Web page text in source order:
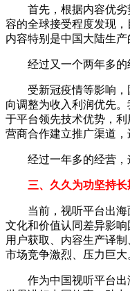
首先，根据内容优
容的全球接受程度发现
内容特别是中国大陆生
经过又一个两年多
受新冠疫情等影响
向调整为收入利润优先
于平台领先技术优势，
营商合作建立推广渠道，
经过一年多的经营
三、久久‍为功坚持长
当前，视听平台出
文化和价值认同差异影
用户获取、内容生产译
市场竞争激烈、压力巨
作为中国视听平台